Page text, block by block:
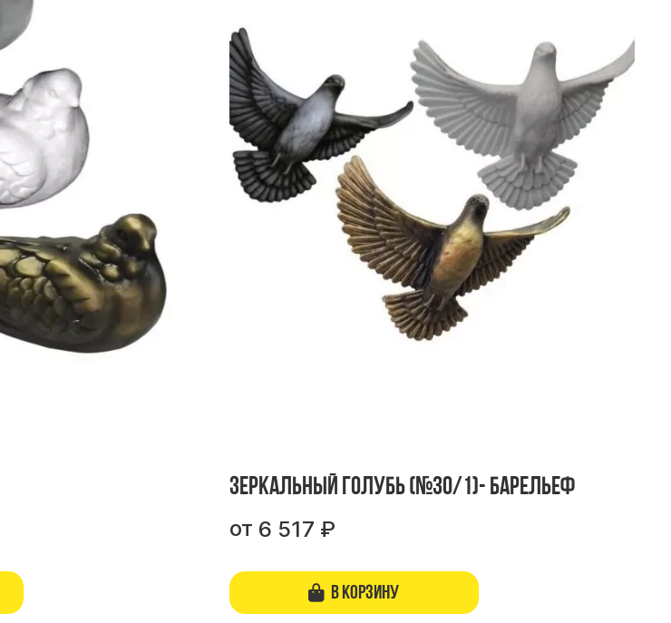
Зеркальный голубь (№30/1)- барельеф
от 6 517 ₽
В корзину